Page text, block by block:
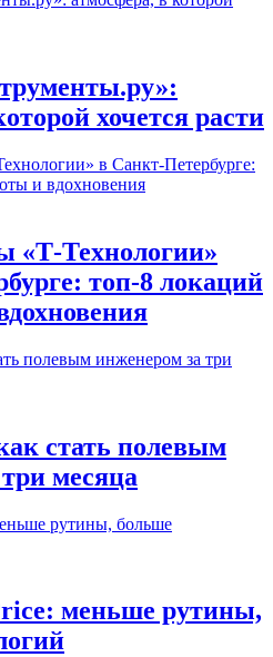
хочется расти
«Т-Технологии»
топ-8 локаций
стать полевым
месяца
меньше рутины,